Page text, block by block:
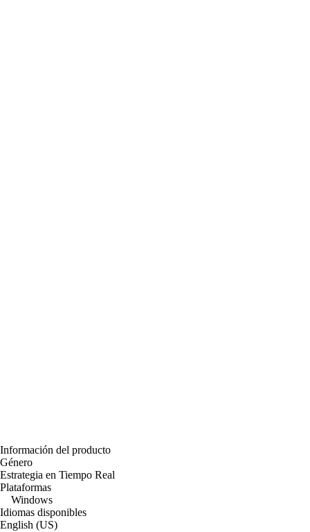
Información del producto
Género
Estrategia en Tiempo Real
Plataformas
Windows
Idiomas disponibles
English (US)